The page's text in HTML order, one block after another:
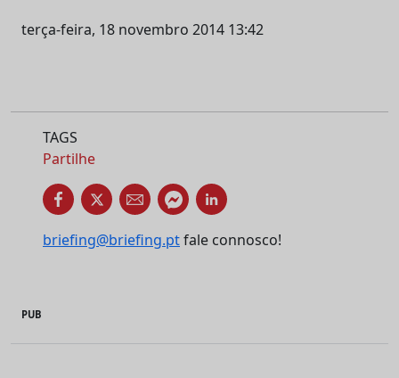
terça-feira, 18 novembro 2014 13:42
TAGS
Partilhe
briefing@briefing.ptfale connosco!
PUB